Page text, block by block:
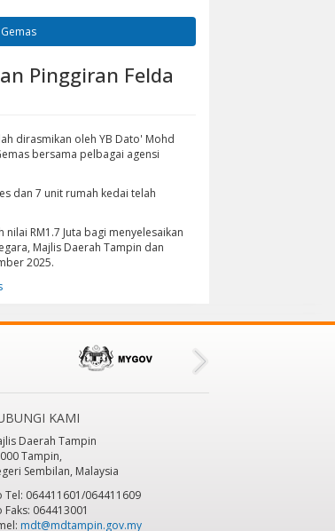
Pinggiran Felda
dirasmikan oleh YB Dato' Mohd
bersama pelbagai agensi
dan 7 unit rumah kedai telah
RM1.7 Juta bagi menyelesaikan
Majlis Daerah Tampin dan
2025.
KAMI
Daerah Tampin
Tampin,
Sembilan, Malaysia
Tel: 064411601/064411609
Faks: 064413001
mdt@mdtampin.gov.my